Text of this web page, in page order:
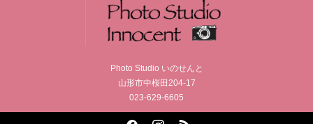
Photo Studio いのせんと
山形市中桜田204-17
023-629-6605